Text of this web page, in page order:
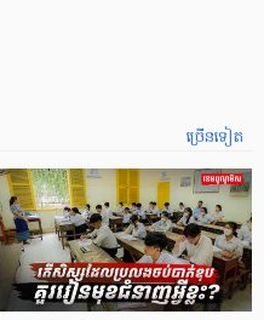
ច្រើនទៀត